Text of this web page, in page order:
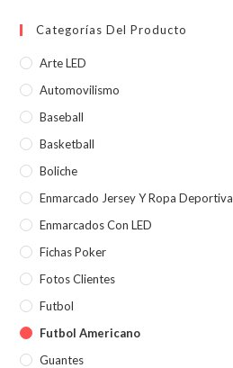
Categorías Del Producto
Arte LED
Automovilismo
Baseball
Basketball
Boliche
Enmarcado Jersey Y Ropa Deportiva
Enmarcados Con LED
Fichas Poker
Fotos Clientes
Futbol
Futbol Americano
Guantes